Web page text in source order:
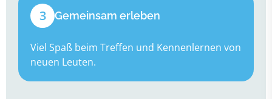
3 Gemeinsam erleben
Viel Spaß beim Treffen und Kennenlernen von
neuen Leuten.